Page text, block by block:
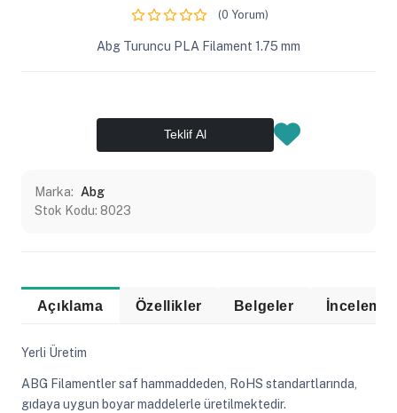
(0 Yorum)
Abg Turuncu PLA Filament 1.75 mm
Teklif Al
Marka:
Abg
Stok Kodu: 8023
Açıklama Özellikler Belgeler
Yerli Üretim
ABG Filamentler saf hammaddeden, RoHS standartlarında,
gıdaya uygun boyar maddelerle üretilmektedir.